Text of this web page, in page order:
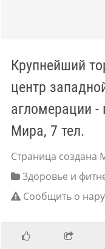
Крупнейший
центр
агломерации -
Мира, 7 тел.
Страница создана
Здоровье и
Сообщить о